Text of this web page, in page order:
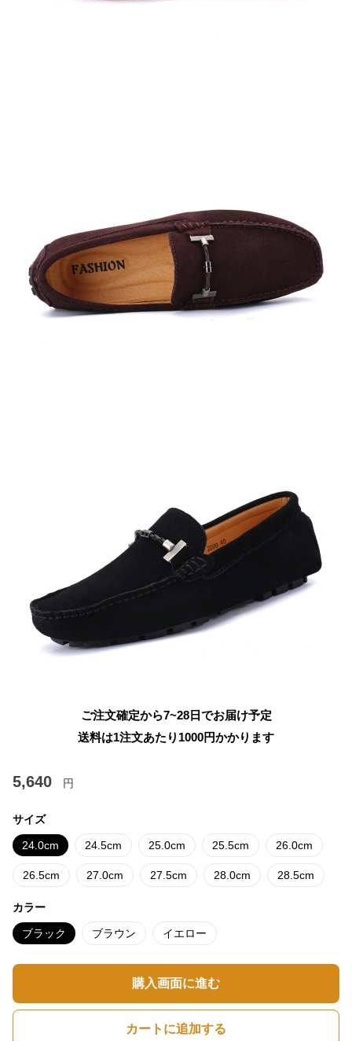
ご注文確定から7~28日でお届け予定
送料は1注文あたり 1000円かかります
5,640 円
サイズ
24.0cm 24.5cm 25.0cm 25.5cm 26.0cm
26.5cm 27.0cm 27.5cm 28.0cm 28.5cm
カラー
ブラック ブラウン イエロー
購入画面に進む
カートに追加する